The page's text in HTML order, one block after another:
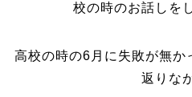
校の時のお話しを
高校の時の6月に失敗が無か
返りな